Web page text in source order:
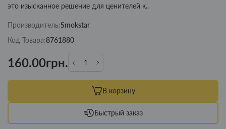
это изысканное решение для ценителей к..
Производитель:Smokstar
Код Товара:8761880
160.00грн.
В корзину
Быстрый заказ